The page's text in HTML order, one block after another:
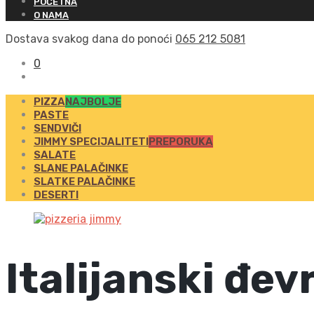
O NAMA
Dostava svakog dana do ponoći 065 212 5081
0
PIZZANAJBOLJE
PASTE
SENDVIČI
JIMMY SPECIJALITETIPREPORUKA
SALATE
SLANE PALAČINKE
SLATKE PALAČINKE
DESERTI
Italijanski